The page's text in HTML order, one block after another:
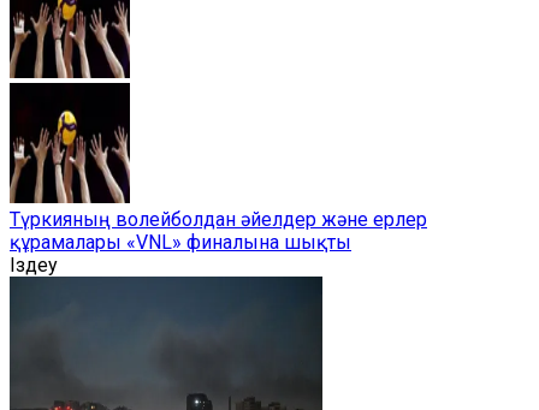
Түркияның волейболдан әйелдер және ерлер
құрамалары «VNL» финалына шықты
Іздеу